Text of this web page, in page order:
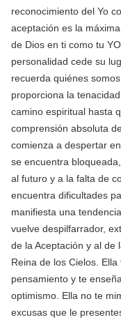
reconocimiento del Yo
aceptación es la
de Dios en ti como tu
personalidad cede su
recuerda quiénes
proporciona la
camino espiritual hasta
comprensión absoluta
comienza a despertar
se encuentra
al futuro y a la falta de
encuentra dificultades
manifiesta una
vuelve despilfarrador,
de la Aceptación y al de
Reina de los Cielos.
pensamiento y te
optimismo. Ella no te
excusas que le